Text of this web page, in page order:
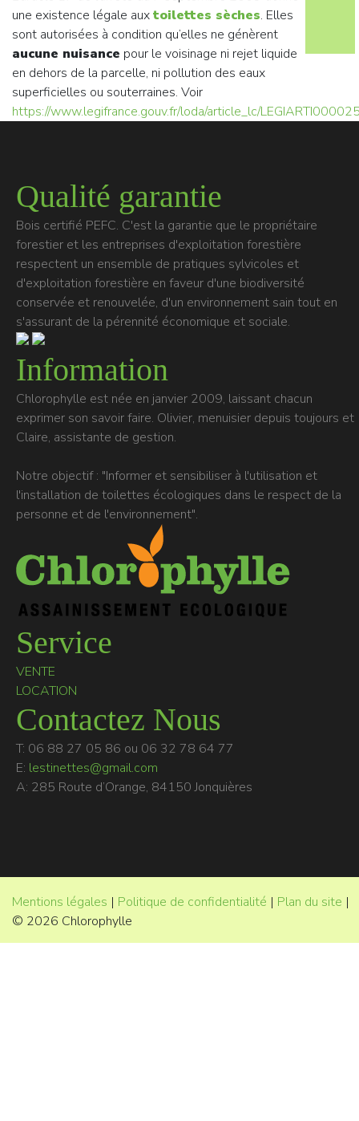
une existence légale auxtoilettes sèches. Elles
sont autorisées à condition qu’elles ne génèrent
aucune nuisance pour le voisinage ni rejet liquide
en dehors de la parcelle, ni pollution des eaux
superficielles ou souterraines. Voir
https://www.legifrance.gouv.fr/loda/article_lc/
Qualité garantie
Bois certifié PEFC. C'est la garantie que le propriétaire
forestier et les entreprises d'exploitation forestière
respectent un ensemble de pratiques sylvicoles et
d'exploitation forestière en faveur d'une biodiversité
conservée et renouvelée, d'un environnement sain tout en
s'assurant de la pérennité économique et sociale.
Information
Chlorophylle est née en janvier 2009, laissant chacun
exprimer son savoir faire. Olivier, menuisier depuis toujours et
Claire, assistante de gestion.
Notre objectif : "Informer et sensibiliser à l'utilisation et
l'installation de toilettes écologiques dans le respect de la
personne et de l'environnement".
Service
VENTE
LOCATION
Contactez Nous
T: 06 88 27 05 86 ou 06 32 78 64 77
E: lestinettes@gmail.com
A: 285 Route d’Orange, 84150 Jonquières
Mentions légales | Politique de confidentialité | Plan du site |
© 2026 Chlorophylle